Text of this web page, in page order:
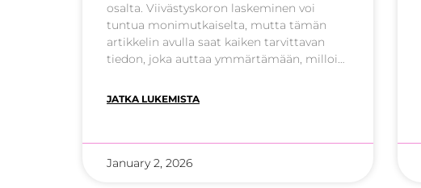
osalta. Viivästyskoron laskeminen voi
tuntua monimutkaiselta, mutta tämän
artikkelin avulla saat kaiken tarvittavan
tiedon, joka auttaa ymmärtämään, milloin
myös hyödyntämään
kyseessä kuluttajakauppa, yritysten välinen
sopimus tai vuokrasuhde. Mikä on
JATKA LUKEMISTA
January 2, 2026